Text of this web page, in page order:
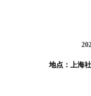
地点：上海